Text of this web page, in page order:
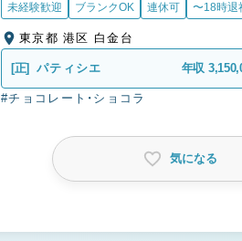
未経験歓迎 ブランクOK 連休可 〜18時退
東京都 港区 白金台
[正] パティシエ 年収
#チョコレート・ショコラ
気になる